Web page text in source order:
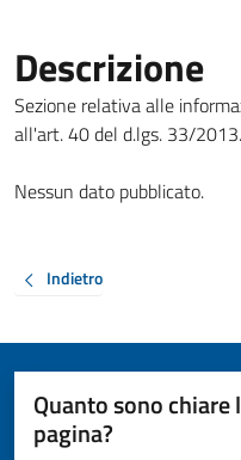
Descrizione
Sezione relativa alle
all'art. 40 del d.lgs. 33/2013.
Nessun dato pubblicato.
Indietro
Quanto sono
pagina?